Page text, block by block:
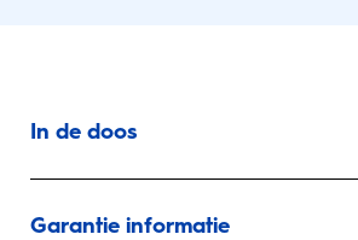
In de doos
Garantie informatie